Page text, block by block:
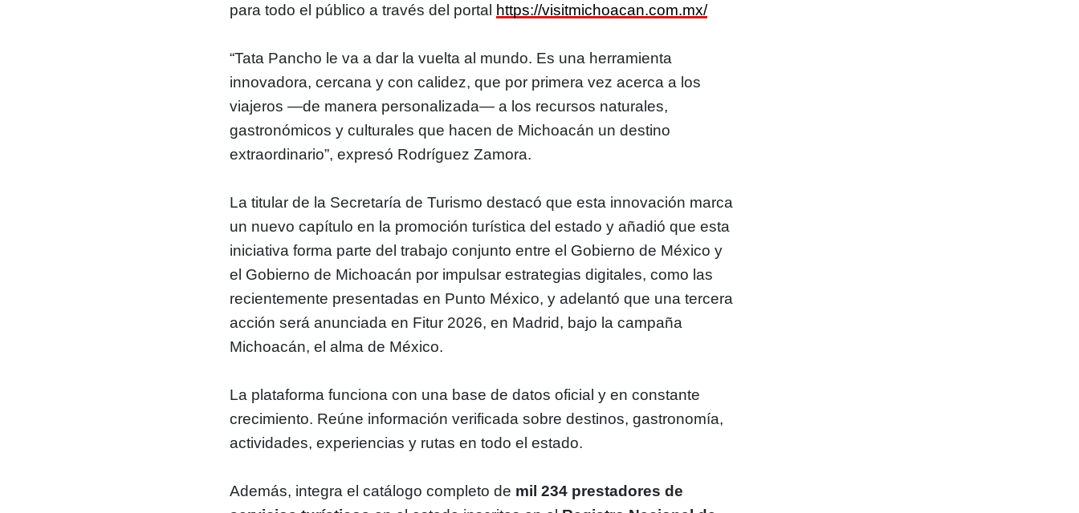
para todo el público a través del portal https://visitmichoacan.com.mx/
“Tata Pancho le va a dar la vuelta al mundo. Es una herramienta
innovadora, cercana y con calidez, que por primera vez acerca a los
viajeros —de manera personalizada— a los recursos naturales,
gastronómicos y culturales que hacen de Michoacán un destino
extraordinario”, expresó Rodríguez Zamora.
La titular de la Secretaría de Turismo destacó que esta innovación marca
un nuevo capítulo en la promoción turística del estado y añadió que esta
iniciativa forma parte del trabajo conjunto entre el Gobierno de México y
el Gobierno de Michoacán por impulsar estrategias digitales, como las
recientemente presentadas en Punto México, y adelantó que una tercera
acción será anunciada en Fitur 2026, en Madrid, bajo la campaña
Michoacán, el alma de México.
La plataforma funciona con una base de datos oficial y en constante
crecimiento. Reúne información verificada sobre destinos, gastronomía,
actividades, experiencias y rutas en todo el estado.
Además, integra el catálogo completo de mil 234 prestadores de